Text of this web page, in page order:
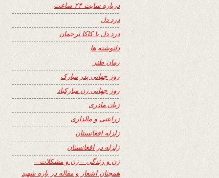
درباره سایت ۲۴ ساعت
درد دل
درد دل با کاکا ترجمان
دلنوشته ها
رمان طنز
روز جهانی پدر مبارک
روز جهانی زن مبارکباد
زبان مادری
زراعتی و مالداری
زلزله افغانستان
زلزله در افغانستان
زن و زندگی – زن و مشکلات –
همچنان اشعار و مقاله در باره شهید